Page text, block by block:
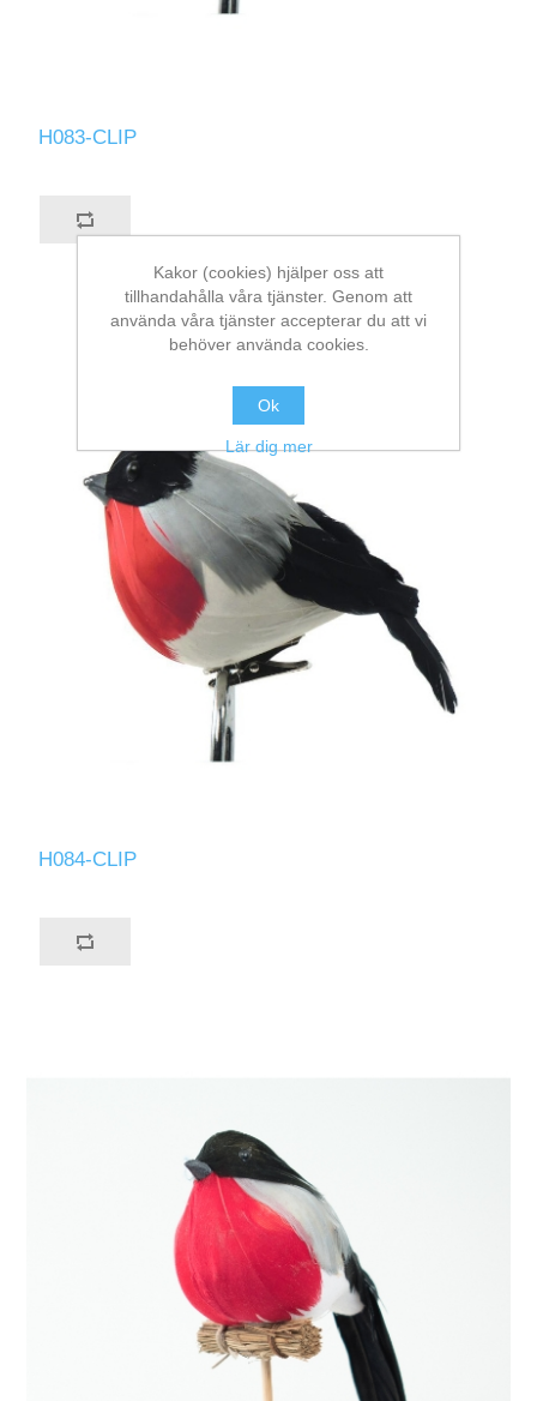
H083-CLIP
H084-CLIP
Kakor (cookies) hjälper oss att
tillhandahålla våra tjänster. Genom att
använda våra tjänster accepterar du att vi
behöver använda cookies.
Ok
Lär dig mer